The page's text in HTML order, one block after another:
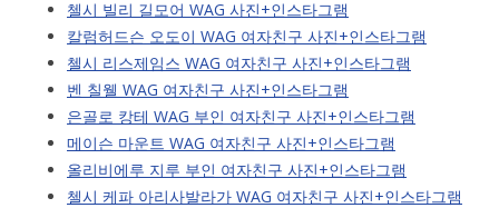
첼시 빌리 길모어 WAG 사진+인스타그램
칼럼허드슨 오도이 WAG 여자친구 사진+인스타그램
첼시 리스제임스 WAG 여자친구 사진+인스타그램
벤 칠웰 WAG 여자친구 사진+인스타그램
은골로 캉테 WAG 부인 여자친구 사진+인스타그램
메이슨 마운트 WAG 여자친구 사진+인스타그램
올리비에루 지루 부인 여자친구 사진+인스타그램
첼시 케파 아리사발라가 WAG 여자친구 사진+인스타그램